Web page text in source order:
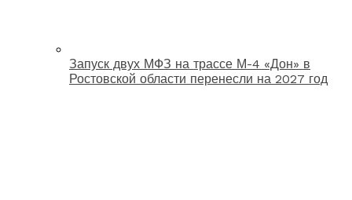
Запуск двух МФЗ на трассе М-4 «Дон» в
Ростовской области перенесли на 2027 год